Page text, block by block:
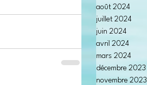
août 2024
juillet 2024
juin 2024
avril 2024
mars 2024
décembre 2023
novembre 2023